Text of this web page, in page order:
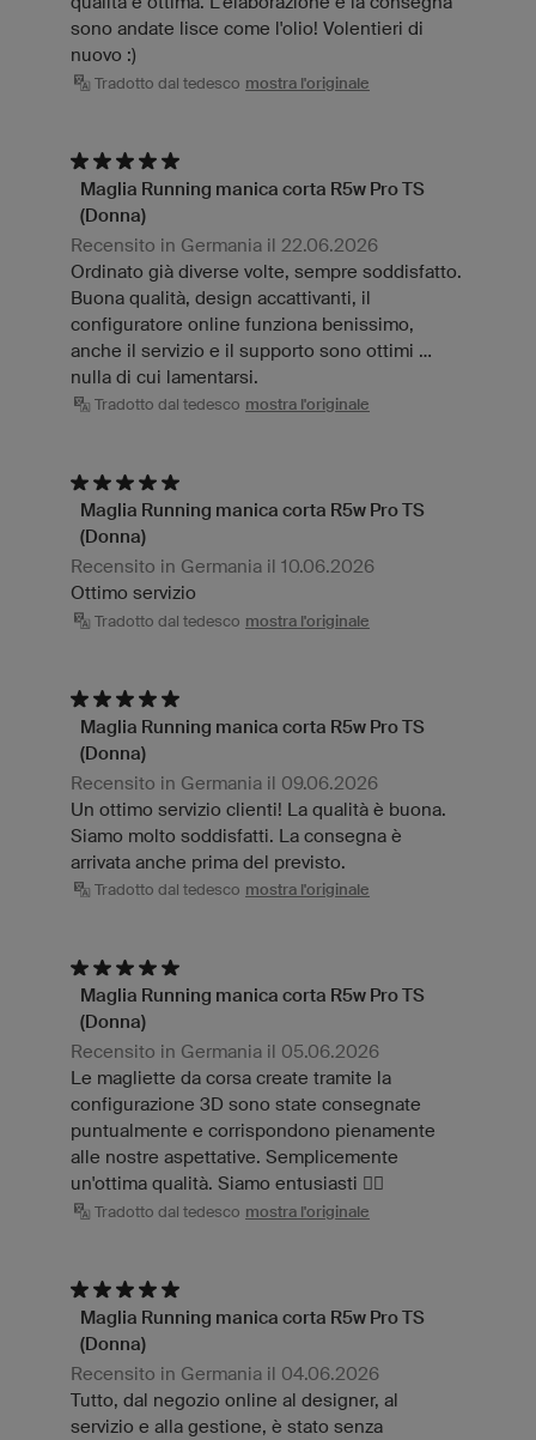
sono andate lisce come l'olio! Volentieri di
nuovo :)
Tradotto dal tedesco mostra l'originale
Maglia Running manica corta R5w Pro TS
(Donna)
Recensito in Germania il 22.06.2026
Ordinato già diverse volte, sempre soddisfatto.
Buona qualità, design accattivanti, il
configuratore online funziona benissimo,
anche il servizio e il supporto sono ottimi ...
nulla di cui lamentarsi.
Tradotto dal tedesco mostra l'originale
Maglia Running manica corta R5w Pro TS
(Donna)
Recensito in Germania il 10.06.2026
Ottimo servizio
Tradotto dal tedesco mostra l'originale
Maglia Running manica corta R5w Pro TS
(Donna)
Recensito in Germania il 09.06.2026
Un ottimo servizio clienti! La qualità è buona.
Siamo molto soddisfatti. La consegna è
arrivata anche prima del previsto.
Tradotto dal tedesco mostra l'originale
Maglia Running manica corta R5w Pro TS
(Donna)
Recensito in Germania il 05.06.2026
Le magliette da corsa create tramite la
configurazione 3D sono state consegnate
puntualmente e corrispondono pienamente
alle nostre aspettative. Semplicemente
un'ottima qualità. Siamo entusiasti 👍🏻
Tradotto dal tedesco mostra l'originale
Maglia Running manica corta R5w Pro TS
(Donna)
Recensito in Germania il 04.06.2026
Tutto, dal negozio online al designer, al
servizio e alla gestione, è stato senza